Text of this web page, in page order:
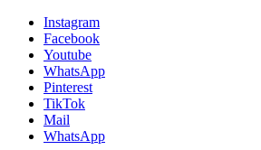
Instagram
Facebook
Youtube
WhatsApp
Pinterest
TikTok
Mail
WhatsApp